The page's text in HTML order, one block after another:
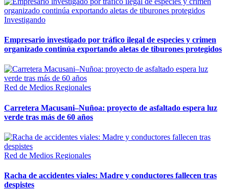
Investigando
Empresario investigado por tráfico ilegal de especies y crimen
organizado continúa exportando aletas de tiburones protegidos
Red de Medios Regionales
Carretera Macusani–Nuñoa: proyecto de asfaltado espera luz
verde tras más de 60 años
Red de Medios Regionales
Racha de accidentes viales: Madre y conductores fallecen tras
despistes